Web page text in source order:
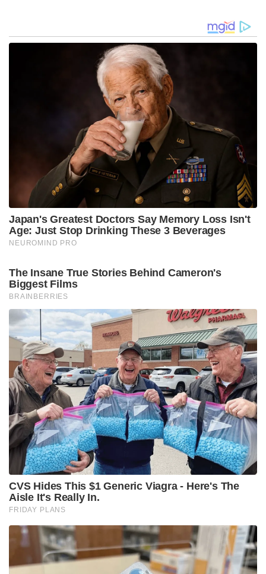
നൽകില്ലെന്നും പോസ്റ്ററിലുണ്ട്. ഇനി വയനാട്ടിൽ നിന്ന്
ജയിക്കാമെന്ന് രാഹുലും പ്രിയങ്കയും
മോഹിക്കേണ്ടെന്നും പോസ്റ്ററുകൾ വ്യക്തമാക്കുന്നു.
അതേസമയം, മുഖ്യമന്ത്രിയെ നിശ്ചയിക്കുന്നതിൽ
തനിക്ക് മുൻവിധികളില്ലെന്ന് രാഹുൽ ഗാന്ധി
വ്യക്തമാക്കി. കേരളത്തിലെ യഥാർത്ഥ സാഹചര്യം
മനസ്സിലാക്കാനാണ് നേതാക്കളെ ചർച്ചയ്ക്ക്
വിളിച്ചതെന്നും സംഘടനാരീതിക്ക് നിരക്കാത്ത ചില
പ്രവണതകൾ ഗ്രൂപ്പുകളുടെ ഭാഗത്ത് നിന്ന്
ഉണ്ടായതായും അദ്ദേഹം നിരീക്ഷിച്ചു.